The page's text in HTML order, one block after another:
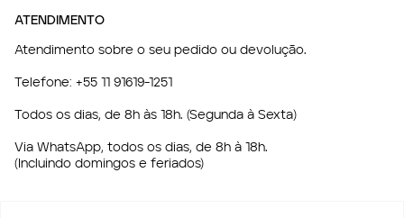
ATENDIMENTO
Atendimento sobre o seu pedido ou devolução.
Telefone: +55 11 91619-1251
Todos os dias, de 8h às 18h. (Segunda à Sexta)
Via WhatsApp, todos os dias, de 8h à 18h.
(Incluindo domingos e feriados)